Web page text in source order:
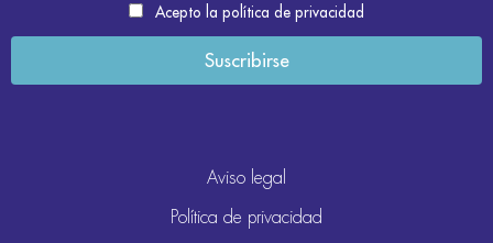
Acepto la política de privacidad
Aviso legal
Política de privacidad